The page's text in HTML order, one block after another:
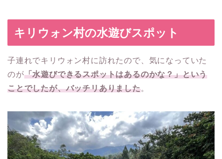
キリウォン村の水遊びスポット
子連れでキリウォン村に訪れたので、気になっていた
のが「水遊びできるスポットはあるのかな？」という
ことでしたが、バッチリありました。